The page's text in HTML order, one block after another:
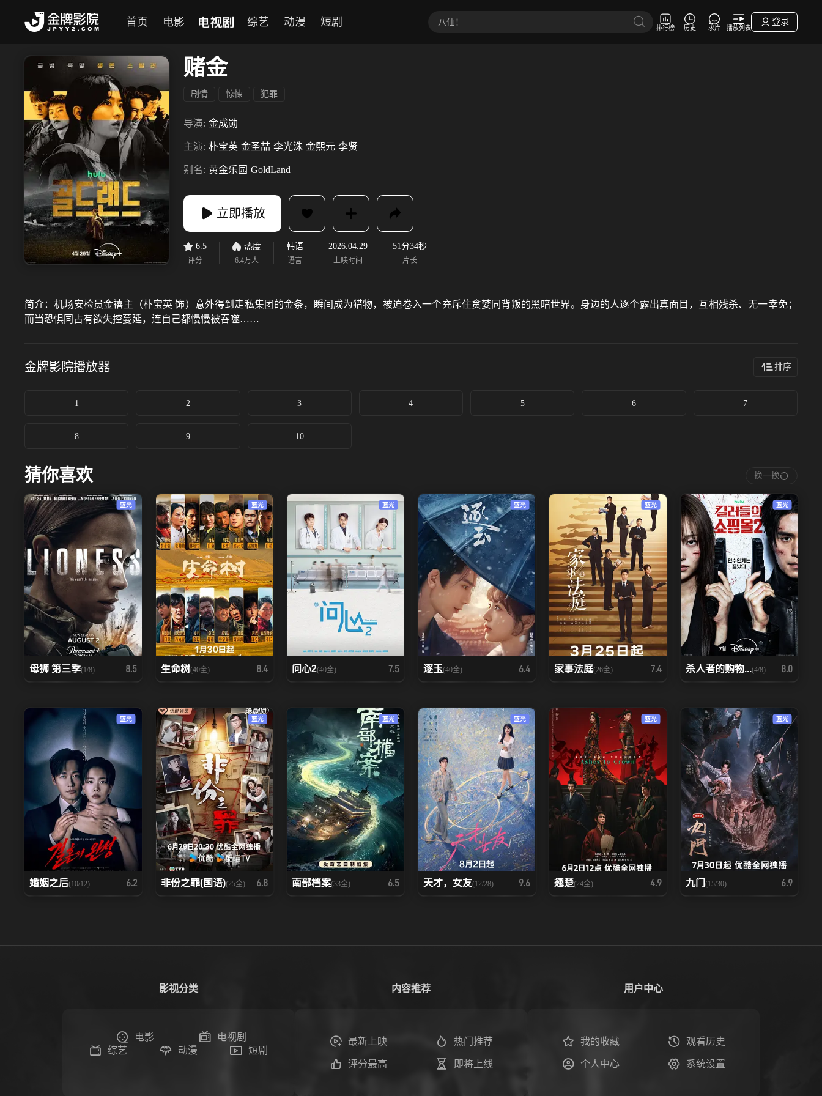
首页 电影 电视剧 综艺 动漫 短剧 排行榜 历史 求片 播放列表
登录
赌金
剧情 惊悚 犯罪
导演: 金成勋
主演: 朴宝英 金圣喆 李光洙 金熙元 李贤
别名: 黄金乐园 GoldLand
立即播放
6.5
评分
热度
6.4万人
韩语
语言
2026.04.29
上映时间
51分34秒
片长
简介：机场安检员金禧主（朴宝英 饰）意外得到走私集团的金条，瞬间成为猎物，被迫卷入一个充斥住贪婪同背叛的黑暗世界。身边的人逐个露出真面目，互相残杀、无一幸免；
而当恐惧同占有欲失控蔓延，连自己都慢慢被吞噬……
金牌影院播放器 排序
1 2 3 4 5 6 7
8 9 10
猜你喜欢 换一换
蓝光
母狮 第三季(1/8) 8.5
蓝光
生命树(40全) 8.4
蓝光
问心2(40全) 7.5
蓝光
逐玉(40全) 6.4
蓝光
家事法庭(26全) 7.4
蓝光
杀人者的购物...(4/8) 8.0
蓝光
婚姻之后(10/12) 6.2
蓝光
非份之罪(国语)(25全) 6.8
蓝光
南部档案(33全) 6.5
蓝光
天才，女友(12/28) 9.6
蓝光
翘楚(24全) 4.9
蓝光
九门 (15/30) 6.9
影视分类
电影
电视剧
综艺
动漫 短剧
内容推荐
最新上映 热门推荐
评分最高 即将上线
用户中心
我的收藏 观看历史
个人中心 系统设置